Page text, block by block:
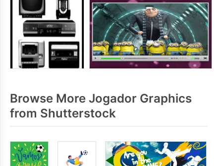
Browse More Jogador Graphics
from Shutterstock